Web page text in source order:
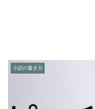
小説の書き方